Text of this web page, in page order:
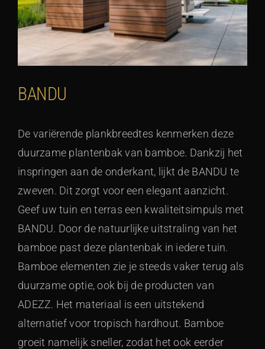
BANDU
De variërende plankbreedtes kenmerken deze
duurzame plantenbak van bamboe. Dankzij het
inspringen aan de onderkant, lijkt de BANDU te
zweven. Dit zorgt voor een elegant aanzicht.
Geef uw tuin en terras een kwaliteitsimpuls met
BANDU. Door de natuurlijke uitstraling van het
bamboe past deze plantenbak in iedere tuin.
Bamboe elementen zie je steeds vaker terug als
duurzame optie, ook bij de producten van
ADEZZ. Het materiaal is een uitstekend
alternatief voor tropisch hardhout. Bamboe
groeit namelijk sneller, zodat het ook eerder